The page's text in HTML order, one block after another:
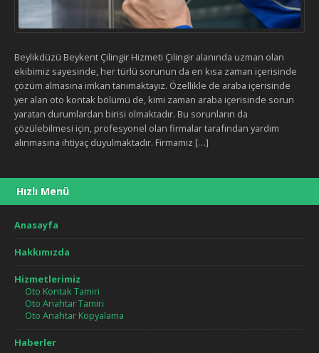
Beylikdüzü Beykent Çilingir Hizmeti Çilingir alanında uzman olan
ekibimiz sayesinde, her türlü sorunun da en kısa zaman içerisinde
çözüm almasına imkan tanımaktayız. Özellikle de araba içerisinde
yer alan oto kontak bölümü de, kimi zaman araba içerisinde sorun
yaratan durumlardan birisi olmaktadır. Bu sorunların da
çözülebilmesi için, profesyonel olan firmalar tarafından yardım
alınmasına ihtiyaç duyulmaktadır. Firmamız […]
Hızlı Menü
Anasayfa
Hakkımızda
Hizmetlerimiz
Oto Kontak Tamiri
Oto Anahtar Tamiri
Oto Anahtar Kopyalama
Haberler